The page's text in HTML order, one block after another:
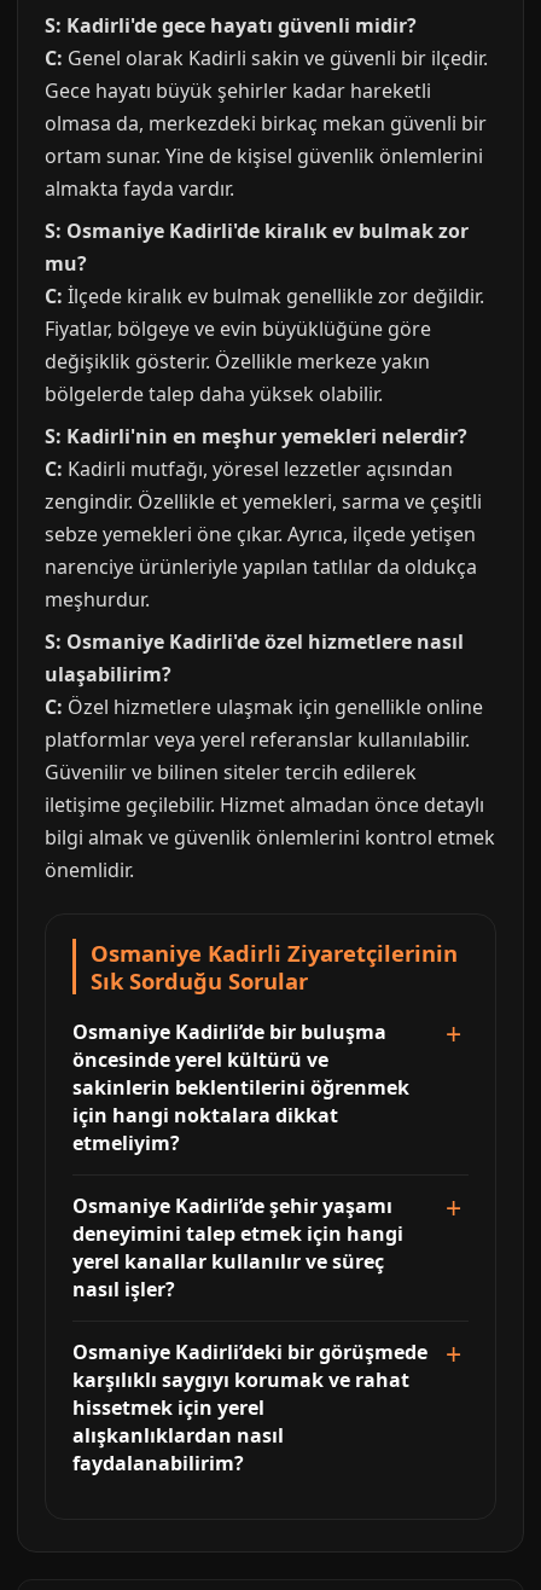
S: Kadirli'de gece hayatı güvenli midir?
C: Genel olarak Kadirli sakin ve güvenli bir ilçedir.
Gece hayatı büyük şehirler kadar hareketli
olmasa da, merkezdeki birkaç mekan güvenli bir
ortam sunar. Yine de kişisel güvenlik önlemlerini
almakta fayda vardır.
S: Osmaniye Kadirli'de kiralık ev bulmak zor
mu?
C: İlçede kiralık ev bulmak genellikle zor değildir.
Fiyatlar, bölgeye ve evin büyüklüğüne göre
değişiklik gösterir. Özellikle merkeze yakın
bölgelerde talep daha yüksek olabilir.
S: Kadirli'nin en meşhur yemekleri nelerdir?
C: Kadirli mutfağı, yöresel lezzetler açısından
zengindir. Özellikle et yemekleri, sarma ve çeşitli
sebze yemekleri öne çıkar. Ayrıca, ilçede yetişen
narenciye ürünleriyle yapılan tatlılar da oldukça
meşhurdur.
S: Osmaniye Kadirli'de özel hizmetlere nasıl
ulaşabilirim?
C: Özel hizmetlere ulaşmak için genellikle online
platformlar veya yerel referanslar kullanılabilir.
Güvenilir ve bilinen siteler tercih edilerek
iletişime geçilebilir. Hizmet almadan önce detaylı
bilgi almak ve güvenlik önlemlerini kontrol etmek
önemlidir.
Osmaniye Kadirli Ziyaretçilerinin
Sık Sorduğu Sorular
Osmaniye Kadirli’de bir buluşma
öncesinde yerel kültürü ve
sakinlerin beklentilerini öğrenmek
için hangi noktalara dikkat
etmeliyim?
Osmaniye Kadirli’de şehir yaşamı
deneyimini talep etmek için hangi
yerel kanallar kullanılır ve süreç
nasıl işler?
Osmaniye Kadirli’deki bir görüşmede
karşılıklı saygıyı korumak ve rahat
hissetmek için yerel
alışkanlıklardan nasıl
faydalanabilirim?